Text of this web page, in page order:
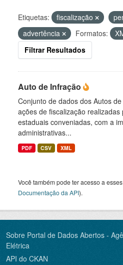
Etiquetas: fiscalização
advertência
Formatos:
Filtrar Resultados
Auto de Infração
Conjunto de dados dos Autos
ações de fiscalização
estaduais conveniadas, com a
administrativas...
PDF CSV XML
Você também pode ter acesso a
Documentação da API).
Sobre Portal de Dados Abertos -
Elétrica
API do CKAN